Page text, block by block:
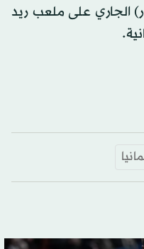
يوم 27 مايو (أيار) الجاري على ملعب ريد